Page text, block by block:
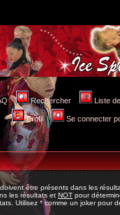
Rechercher Liste
Profil Se connecter
être présents dans les
les résultats etNOTpour
Utilisez * comme un joker pour